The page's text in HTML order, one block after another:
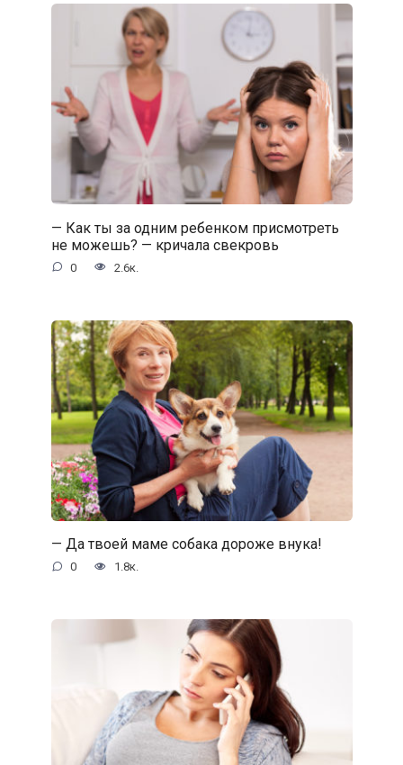
— Как ты за одним ребенком присмотреть
не можешь? — кричала свекровь
0 2.6к.
— Да твоей маме собака дороже внука!
0 1.8к.